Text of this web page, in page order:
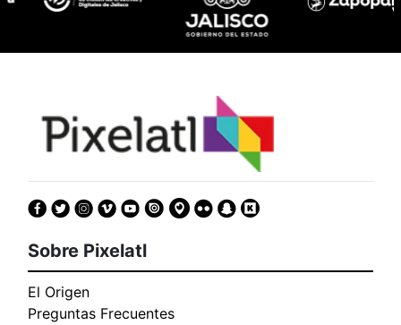
Sobre Pixelatl
El Origen
Preguntas Frecuentes